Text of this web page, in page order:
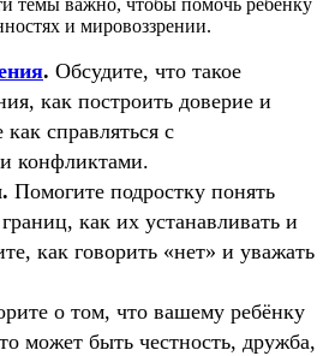
темы важно, чтобы помочь ребёнку
и мировоззрении.
. Обсудите, что такое
как построить доверие и
справляться с
конфликтами.
Помогите подростку понять
как их устанавливать и
как говорить «нет» и уважать
о том, что вашему ребёнку
может быть честность, дружба,